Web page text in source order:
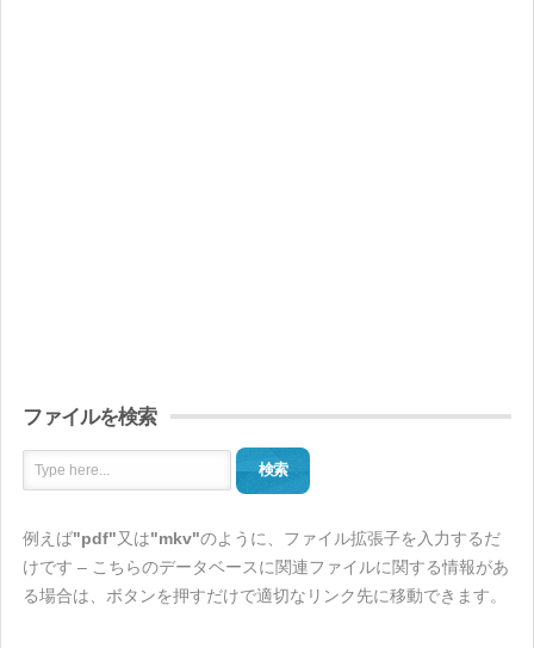
ファイルを検索
検索
例えば"pdf"又は"mkv"のように、ファイル拡張子を入力するだ
けです – こちらのデータベースに関連ファイルに関する情報があ
る場合は、ボタンを押すだけで適切なリンク先に移動できます。